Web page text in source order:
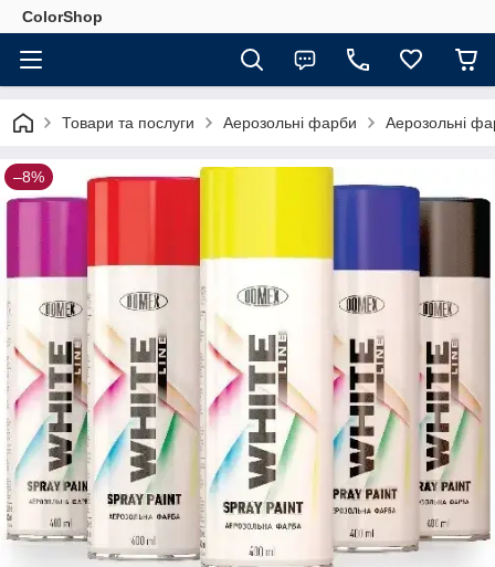
ColorShop
Товари та послуги Аерозольні фарби Аерозольні
–8%